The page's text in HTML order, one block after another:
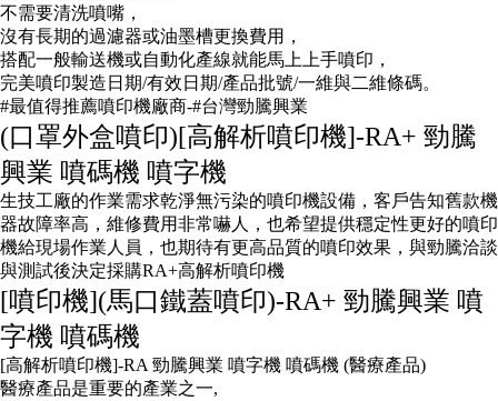
不需要清洗噴嘴，
沒有長期的過濾器或油墨槽更換費用，
搭配一般輸送機或自動化產線就能馬上上手噴印，
完美噴印製造日期/有效日期/產品批號/一維與二維條碼。
#最值得推薦噴印機廠商-#台灣勁騰興業
(口罩外盒噴印)[高解析噴印機]-RA+ 勁騰
興業 噴碼機 噴字機
生技工廠的作業需求乾淨無污染的噴印機設備，客戶告知舊款機
器故障率高，維修費用非常嚇人，也希望提供穩定性更好的噴印
機給現場作業人員，也期待有更高品質的噴印效果，與勁騰洽談
與測試後決定採購RA+高解析噴印機
[噴印機](馬口鐵蓋噴印)-RA+ 勁騰興業 噴
字機 噴碼機
[高解析噴印機]-RA 勁騰興業 噴字機 噴碼機 (醫療產品)
醫療產品是重要的產業之一,